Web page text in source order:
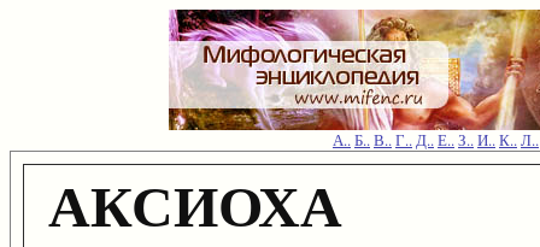
А..Б..В..Г..Д..Е..З..И..К..Л..
АКСИОХА